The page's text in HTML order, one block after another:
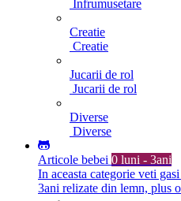
Infrumusetare
Creatie
Creatie
Jucarii de rol
Jucarii de rol
Diverse
Diverse
Articole bebei 0 luni - 3ani
In aceasta categorie veti
3ani relizate din lemn, plus